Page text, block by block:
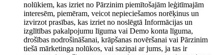
nolūkiem, kas izriet no Pārzinim piemītošajām leģitīmajām
interesēm, piemēram, veicot nepieciešamos norēķinus un
izvirzot prasības, kas izriet no noslēgtā Informācijas un
izglītības pakalpojumu līguma vai Demo konta līguma,
drošības nodrošināšanai, krāpšanas novēršanai vai Pārzinim
tiešā mārketinga nolūkos, vai saziņai ar jums, ja tas ir